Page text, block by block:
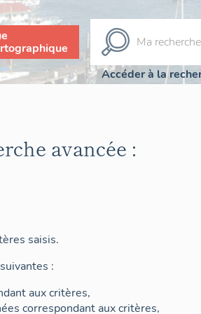
Accéder à la
avancée :
saisis.
:
aux critères,
correspondant aux critères,